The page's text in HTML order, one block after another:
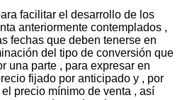
facilitar el desarrollo de los
anteriormente contemplados ,
fechas que deben tenerse en
del tipo de conversión que
una parte , para expresar en
fijado por anticipado y , por
precio mínimo de venta , así